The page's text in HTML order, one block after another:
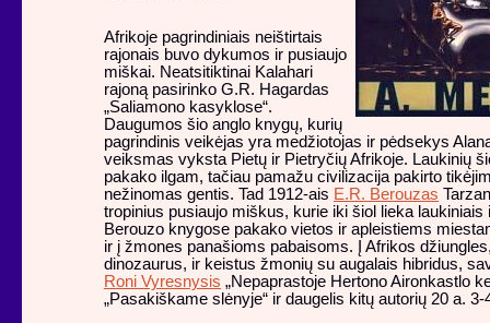
Afrikoje pagrindiniais neištirtais
rajonais buvo dykumos ir pusiaujo
miškai. Neatsitiktinai Kalahari
rajoną pasirinko G.R. Hagardas
„Saliamono kasyklose“.
Daugumos šio anglo knygų, kurių
pagrindinis veikėjas yra medžiotojas ir pėdsekys
veiksmas vyksta Pietų ir Pietryčių Afrikoje. Laukinių
pakako ilgam, tačiau pamažu civilizacija pakirto
nežinomas gentis. Tad 1912-ais E.R. Berouzas
tropinius pusiaujo miškus, kurie iki šiol lieka laukiniais
Berouzo knygose pakako vietos ir apleistiems
ir į žmones panašioms pabaisoms. Į Afrikos
dinozaurus, ir keistus žmonių su augalais hibridus,
Roni Vyresnysis „Nepaprastoje Hertono Aironkastlo
„Pasakiškame slėnyje“ ir daugelis kitų autorių 20 a.